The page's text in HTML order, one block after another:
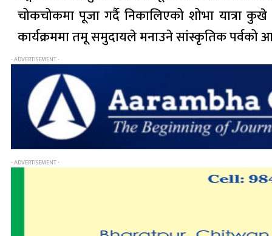
चोकचोकमा पूजा गर्दै निकालिएको शोभा यात्रा
कार्यक्रममा तमू समुदायले मनाउने सांस्कृतिक पर्वको
- ADVERTISEMENT -
- ADVERTISEMENT -